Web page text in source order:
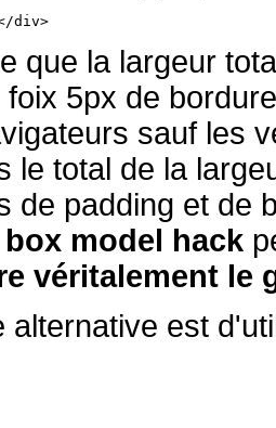
que la largeur
foix 5px de
sauf les
le total de la
de padding et de
box model hack
véritalement le
alternative est